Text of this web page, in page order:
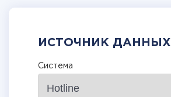
ИСТОЧНИК ДАННЫХ
Система